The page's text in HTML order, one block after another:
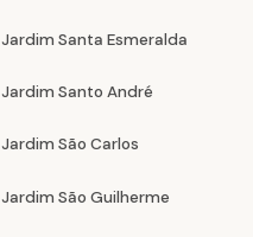
Jardim Santa Esmeralda
Jardim Santo André
Jardim São Carlos
Jardim São Guilherme